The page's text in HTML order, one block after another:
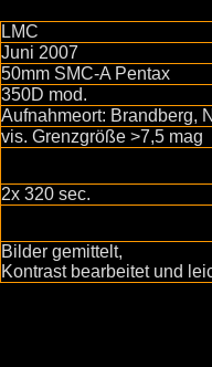
LMC
Juni 2007
50mm SMC-A Pentax
350D mod.
Aufnahmeort: Brandberg,
vis. Grenzgröße >7,5 mag
2x 320 sec.
Bilder gemittelt,
Kontrast bearbeitet und